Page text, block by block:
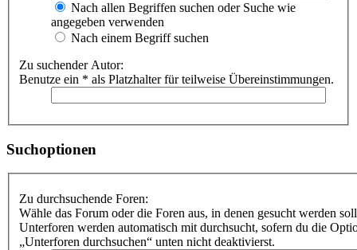
Nach allen Begriffen suchen oder Suche wie
angegeben verwenden
Nach einem Begriff suchen
Zu suchender Autor:
Benutze ein * als Platzhalter für teilweise Übereinstimmungen.
Suchoptionen
Zu durchsuchende Foren:
Wähle das Forum oder die Foren aus, in denen gesucht werden
Unterforen werden automatisch mit durchsucht, sofern du die
„Unterforen durchsuchen“ unten nicht deaktivierst.